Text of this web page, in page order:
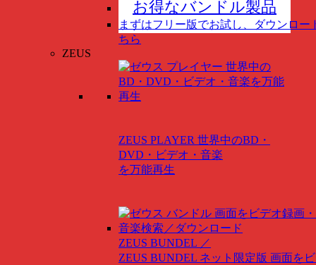
お得なバンドル製品
まずはフリー版でお試し、ダウンロー
ちら
ZEUS
ZEUS PLAYER 世界中のBD・
DVD・ビデオ・音楽
を万能再生
ZEUS BUNDEL ／
ZEUS BUNDEL ネット限定版 画面を